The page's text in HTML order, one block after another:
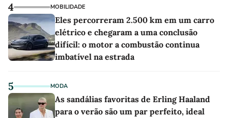
4 MOBILIDADE
Eles percorreram 2.500 km em um carro
elétrico e chegaram a uma conclusão
difícil: o motor a combustão continua
imbatível na estrada
5 MODA
As sandálias favoritas de Erling Haaland
para o verão são um par perfeito, ideal